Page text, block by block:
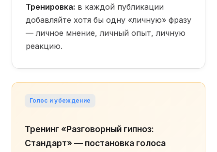
Тренировка: в каждой публикации
добавляйте хотя бы одну «личную» фразу
— личное мнение, личный опыт, личную
реакцию.
Голос и убеждение
Тренинг «Разговорный гипноз:
Стандарт» — постановка голоса